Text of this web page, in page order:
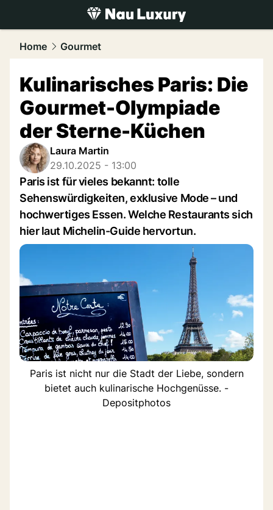
luxury.NAU.ch
Home Gourmet
Kulinarisches Paris: Die
Gourmet-Olympiade
der Sterne-Küchen
Laura Martin
29.10.2025 - 13:00
Paris ist für vieles bekannt: tolle
Sehenswürdigkeiten, exklusive Mode – und
hochwertiges Essen. Welche Restaurants sich
hier laut Michelin-Guide hervortun.
Paris ist nicht nur die Stadt der Liebe, sondern
bietet auch kulinarische Hochgenüsse. -
Depositphotos